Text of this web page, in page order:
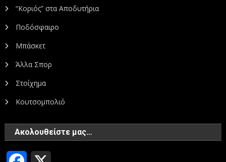
“Κοριός” στα Αποδυτήρια
Ποδόσφαιρο
Μπάσκετ
Άλλα Σπορ
Στοίχημα
Κουτσομπολιό
Ακολουθείστε μας…